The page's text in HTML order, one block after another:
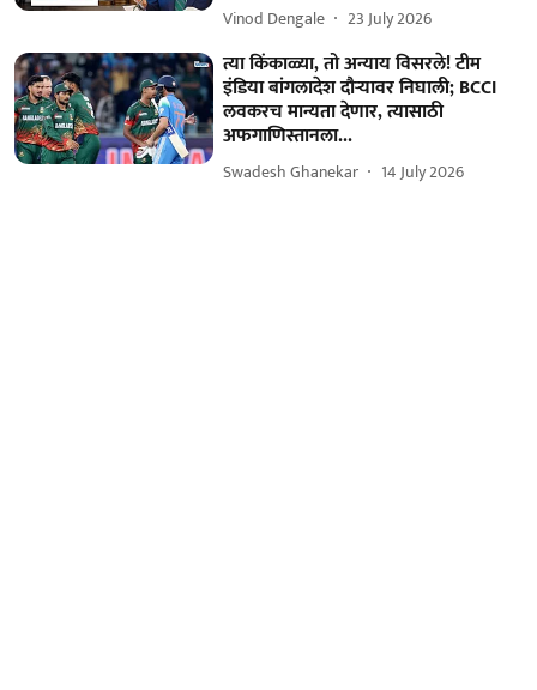
Vinod Dengale 23 July 2026
त्या किंकाळ्या, तो अन्याय विसरले! टीम
इंडिया बांगलादेश दौऱ्यावर निघाली; BCCI
लवकरच मान्यता देणार, त्यासाठी
अफगाणिस्तानला...
Swadesh Ghanekar 14 July 2026